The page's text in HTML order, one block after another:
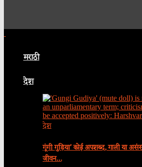
मराठी
देश
देश
गूंगी गुड़िया’ कोई अपशब्द, गाली या
जीवन…